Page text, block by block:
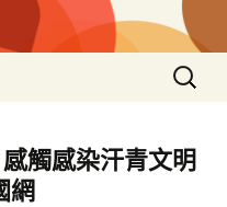
搜
尋
鍵
字:
觸感染汗青文明
網